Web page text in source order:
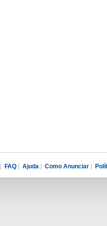
FAQ Ajuda Como Anunciar